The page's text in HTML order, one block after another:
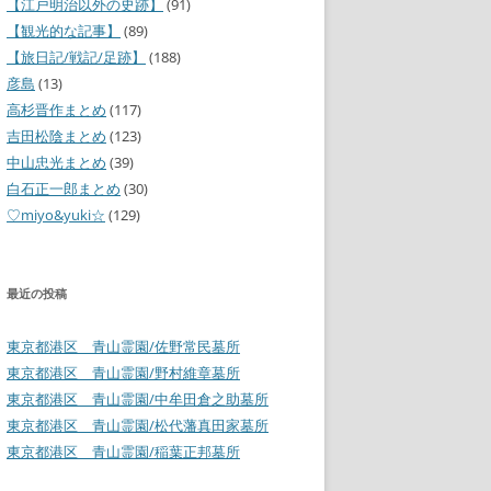
【江戸明治以外の史跡】
(91)
【観光的な記事】
(89)
【旅日記/戦記/足跡】
(188)
彦島 (13)
高杉晋作まとめ (117)
吉田松陰まとめ (123)
中山忠光まとめ (39)
白石正一郎まとめ (30)
♡miyo&yuki☆ (129)
最近の投稿
東京都港区 青山霊園/佐野常民墓所
東京都港区 青山霊園/野村維章墓所
東京都港区 青山霊園/中牟田倉之助墓所
東京都港区 青山霊園/松代藩真田家墓所
東京都港区 青山霊園/稲葉正邦墓所